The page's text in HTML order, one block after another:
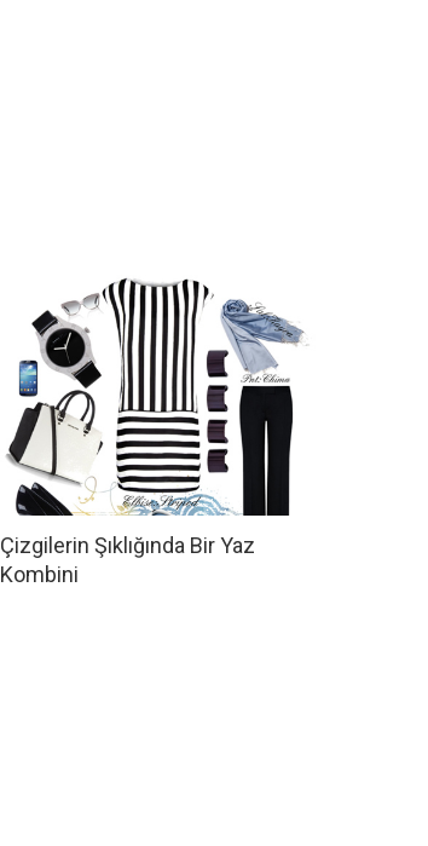
Çizgilerin Şıklığında Bir Yaz
Kombini